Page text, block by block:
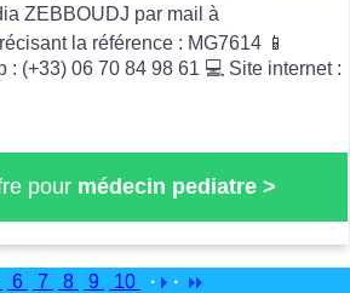
ZEBBOUDJ par mail à
la référence : MG7614 📱
: (+33) 06 70 84 98 61 💻 Site internet :
pour médecin pediatre >
6 7 8 9 10 · ·